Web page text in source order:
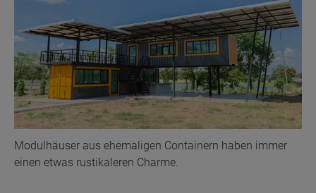
Modulhäuser aus ehemaligen Containern haben immer
einen etwas rustikaleren Charme.